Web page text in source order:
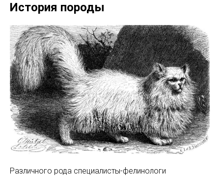
История породы
Различного рода специалисты-фелинологи